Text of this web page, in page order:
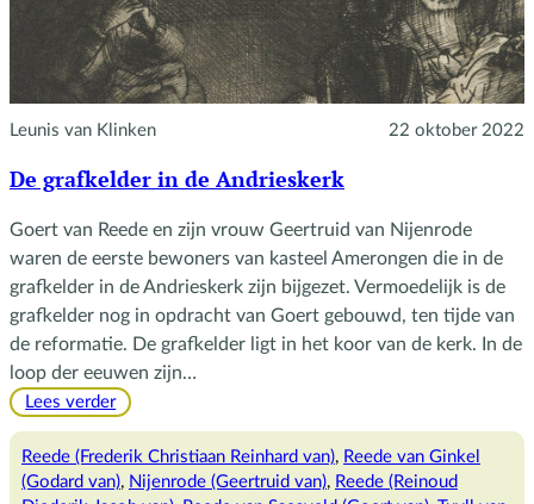
Leunis van Klinken 22 oktober 2022
De grafkelder in de Andrieskerk
Goert van Reede en zijn vrouw Geertruid van Nijenrode
waren de eerste bewoners van kasteel Amerongen die in de
grafkelder in de Andrieskerk zijn bijgezet. Vermoedelijk is de
grafkelder nog in opdracht van Goert gebouwd, ten tijde van
de reformatie. De grafkelder ligt in het koor van de kerk. In de
loop der eeuwen zijn…
Lees verder:
grafkelder
in
Reede (Frederik Christiaan Reinhard van), Reede van Ginkel
(Godard van), Nijenrode (Geertruid van), Reede (Reinoud